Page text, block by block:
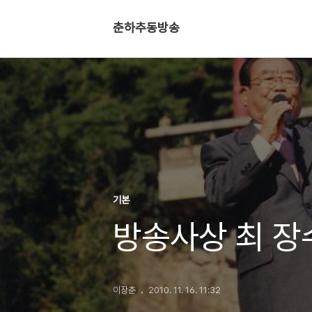
춘하추동방송
기본
방송사상 최
이장춘 2010. 11. 16. 11:32